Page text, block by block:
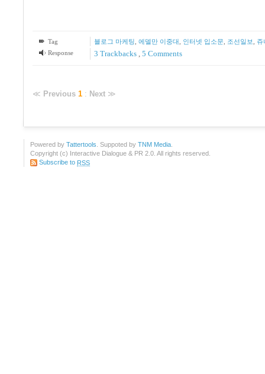
Tag 블로그 마케팅 에델만 이중대 인터넷 입소문 조선일보
쥬
Response
3 Trackbacks , 5 Comments
≪ Previous 1 : Next ≫
Powered by Tattertools . Suppoted by TNM Media
Copyright (c) Interactive Dialogue & PR 2.0. All rights reserved.
Subscribe to RSS